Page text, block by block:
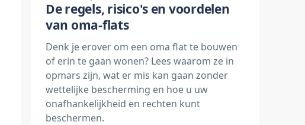
De regels, risico's en voordelen
van oma-flats
Denk je erover om een oma flat te bouwen
of erin te gaan wonen? Lees waarom ze in
opmars zijn, wat er mis kan gaan zonder
wettelijke bescherming en hoe u uw
onafhankelijkheid en rechten kunt
beschermen.